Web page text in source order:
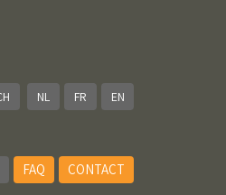
NL FR EN
FAQ CONTACT